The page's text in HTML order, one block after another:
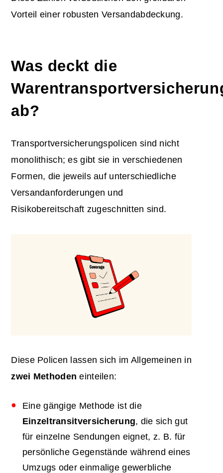
Vorteil einer robusten Versandabdeckung.
Was deckt die
ab?
Transportversicherungspolicen sind nicht
monolithisch; es gibt sie in verschiedenen
Formen, die jeweils auf unterschiedliche
Versandanforderungen und
Risikobereitschaft zugeschnitten sind.
Diese Policen lassen sich im Allgemeinen in
zwei Methoden einteilen:
Eine gängige Methode ist die
Einzeltransitversicherung, die sich gut
für einzelne Sendungen eignet, z. B. für
persönliche Gegenstände während eines
Umzugs oder einmalige gewerbliche